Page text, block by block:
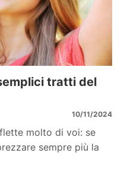
tratti del
10/11/2024
molto di voi: se
sempre più la